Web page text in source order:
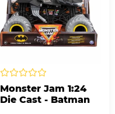
Monster Jam 1:24
Die Cast - Batman